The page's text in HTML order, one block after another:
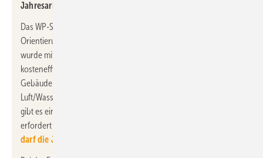
Jahresarbeitszahl von nur 3,0 angenommen?
Das WP-Strom-/Gaspreis-Barometer soll insbesondere
Orientierung bei einer Heizungsmodernisierung geben. Deshalb
wurde mit 3,0 eine Jahresarbeitszahl (JAZ) gewählt, die
kosteneffizient bei typischen Voraussetzungen im
Gebäudebestand mit einer der am häufigsten eingesetzten
Luft/Wasser-Wärmepumpe zu erreichen ist. In jedem Einzelfall
gibt es eine relativ einfach zu erreichende JAZ, eine höhere JAZ
erfordert zumeist auch höhere Investitionskosten (vgl.
darf die JAZ-Optimierung einer Wärmepumpe kosten?